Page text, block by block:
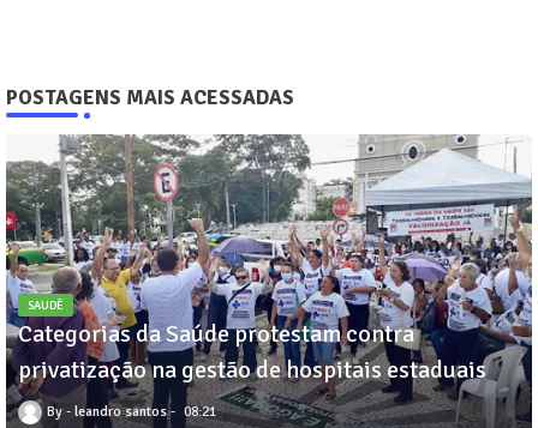
POSTAGENS MAIS ACESSADAS
SAUDÊ
Categorias da Saúde protestam contra
privatização na gestão de hospitais estaduais
leandro santos 08:21